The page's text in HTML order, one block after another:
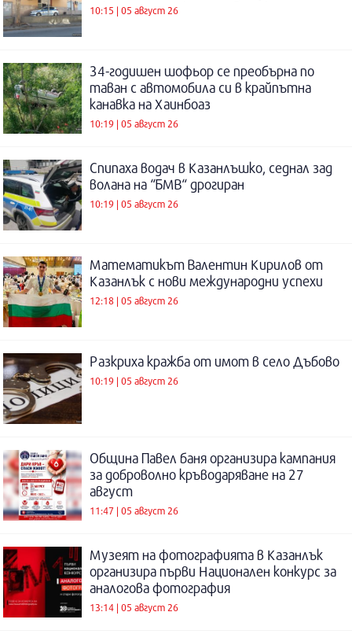
10:15 | 05 август 26
34-годишен шофьор се преобърна по
таван с автомобила си в крайпътна
канавка на Хаинбоаз
10:19 | 05 август 26
Спипаха водач в Казанлъшко, седнал зад
волана на “БМВ“ дрогиран
10:19 | 05 август 26
Математикът Валентин Кирилов от
Казанлък с нови международни успехи
12:18 | 05 август 26
Разкриха кражба от имот в село Дъбово
10:19 | 05 август 26
Община Павел баня организира кампания
за доброволно кръводаряване на 27
август
11:47 | 05 август 26
Музеят на фотографията в Казанлък
организира първи Национален конкурс за
аналогова фотография
13:14 | 05 август 26